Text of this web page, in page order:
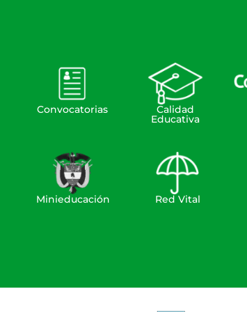
Convocatorias Calidad
Educativa
Minieducación Red Vital